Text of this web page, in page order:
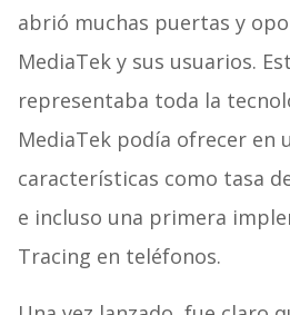
abrió muchas puertas y
MediaTek y sus usuarios.
representaba toda la
MediaTek podía ofrecer en
características como tasa
e incluso una primera
Tracing en teléfonos.